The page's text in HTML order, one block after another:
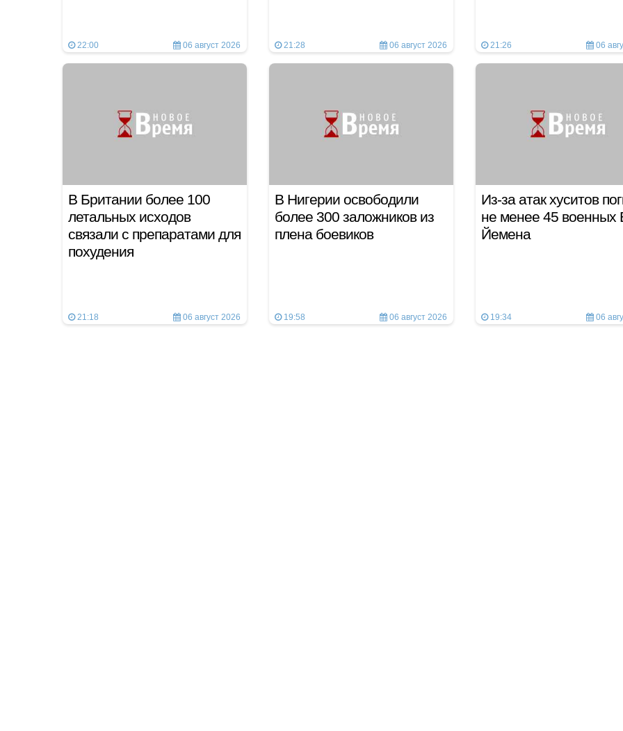
22:00 06 август 2026 21:28 06 август 2026 21:26 06
В Британии более 100
летальных исходов
связали с препаратами для
похудения
21:18 06 август 2026
В Нигерии освободили
более 300 заложников из
плена боевиков
19:58 06 август 2026
Из-за атак хуситов
не менее 45 военных
Йемена
19:34 06